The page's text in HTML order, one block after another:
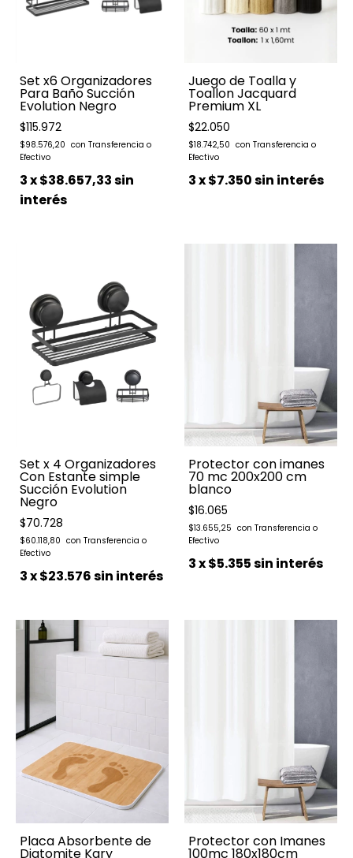
Set x6 Organizadores
Para Baño Succión
Evolution Negro
$115.972
$98.576,20
3x$38.657,33sin
interés
Juego de Toalla y
Toallon Jacquard
Premium XL
$22.050
$18.742,50
3x$7.350sin interés
Set x 4 Organizadores
Con Estante simple
Succión Evolution
Negro
$70.728
$60.118,80
3x$23.576sin interés
Protector con imanes
70 mc 200x200 cm
blanco
$16.065
$13.655,25
3x$5.355sin interés
Placa Absorbente de
Diatomite Kary
Protector con Imanes
100mc 180x180cm